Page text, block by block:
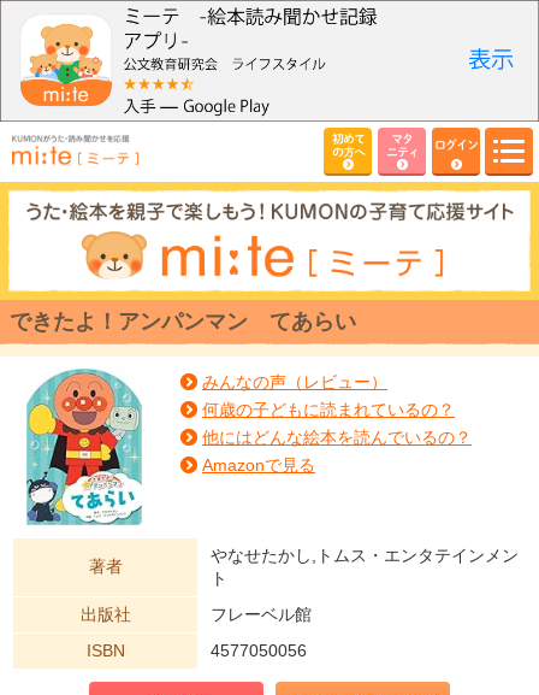
初めて
の方へ
マタ
ニティ
ログイン
できたよ！アンパンマン てあらい
みんなの声（レビュー）
何歳の子どもに読まれているの？
他にはどんな絵本を読んでいるの？
Amazonで見る
著者
やなせたかし,トムス・エンタテインメン
ト
出版社
フレーベル館
ISBN
4577050056